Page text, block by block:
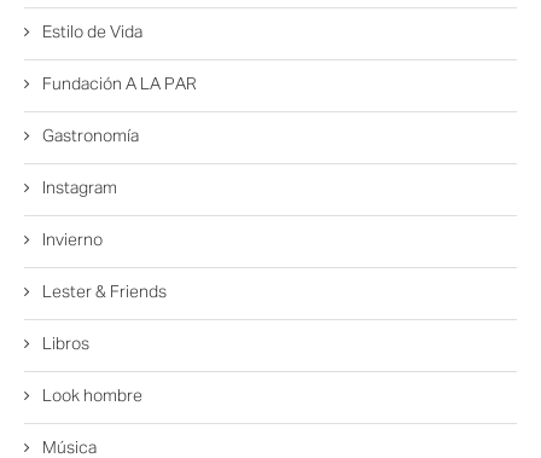
Estilo de Vida
Fundación A LA PAR
Gastronomía
Instagram
Invierno
Lester & Friends
Libros
Look hombre
Música